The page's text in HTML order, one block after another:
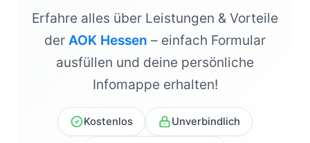
Erfahre alles über Leistungen & Vorteile
der AOK Hessen – einfach Formular
ausfüllen und deine persönliche
Infomappe erhalten!
Kostenlos Unverbindlich